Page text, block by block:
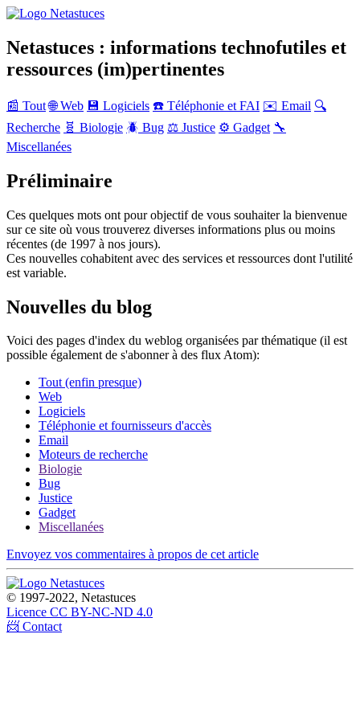
Netastuces : informations technofutiles et
ressources (im)pertinentes
📰 Tout 🌐 Web 💾 Logiciels ☎️ Téléphonie et FAI ✉️ Email 🔍
Recherche 🧬 Biologie 🪲 Bug ⚖️ Justice ⚙️ Gadget 🔧
Miscellanées
Préliminaire
Ces quelques mots ont pour objectif de vous souhaiter la bienvenue
sur ce site où vous trouverez diverses informations plus ou moins
récentes (de 1997 à nos jours).
Ces nouvelles cohabitent avec des services et ressources dont l'utilité
est variable.
Nouvelles du blog
Voici des pages d'index du weblog organisées par thématique (il est
possible également de s'abonner à des flux Atom):
Tout (enfin presque)
Web
Logiciels
Téléphonie et fournisseurs d'accès
Email
Moteurs de recherche
Biologie
Bug
Justice
Gadget
Miscellanées
Envoyez vos commentaires à propos de cet article
© 1997-2022, Netastuces
Licence CC BY-NC-ND 4.0
📨 Contact